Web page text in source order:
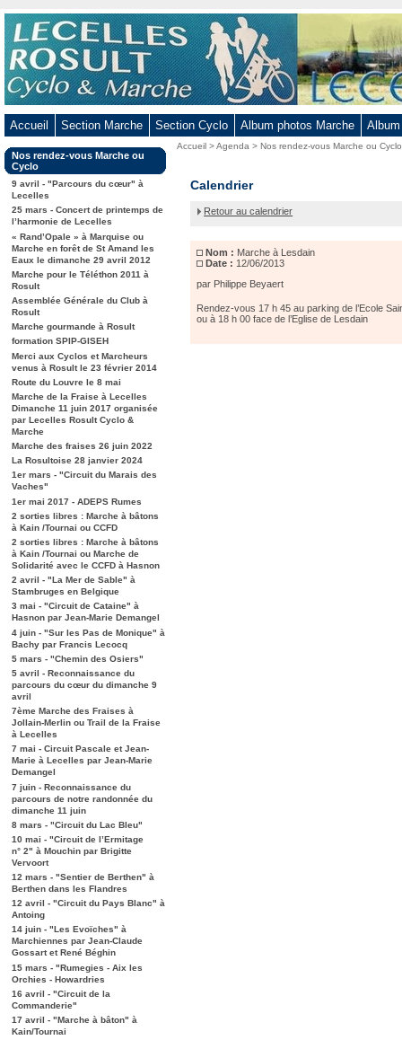
Aller
au
contenu
-
Aller
menu
principal
-
Aller
la
recherche
Accueil Section Marche Section Cyclo Album photos Marche
Dans
la
rubrique
:
Nos rendez-vous Marche ou
Cyclo
9 avril - "Parcours du cœur" à
Lecelles
25 mars - Concert de printemps de
l’harmonie de Lecelles
« Rand’Opale » à Marquise ou
Marche en forêt de St Amand les
Eaux le dimanche 29 avril 2012
Marche pour le Téléthon 2011 à
Rosult
Assemblée Générale du Club à
Rosult
Marche gourmande à Rosult
formation SPIP-GISEH
Merci aux Cyclos et Marcheurs
venus à Rosult le 23 février 2014
Route du Louvre le 8 mai
Marche de la Fraise à Lecelles
Dimanche 11 juin 2017 organisée
par Lecelles Rosult Cyclo &
Marche
Marche des fraises 26 juin 2022
La Rosultoise 28 janvier 2024
1er mars - "Circuit du Marais des
Vaches"
1er mai 2017 - ADEPS Rumes
2 sorties libres : Marche à bâtons
à Kain /Tournai ou CCFD
2 sorties libres : Marche à bâtons
à Kain /Tournai ou Marche de
Solidarité avec le CCFD à Hasnon
2 avril - "La Mer de Sable" à
Stambruges en Belgique
3 mai - "Circuit de Cataine" à
Hasnon par Jean-Marie Demangel
4 juin - "Sur les Pas de Monique" à
Bachy par Francis Lecocq
5 mars - "Chemin des Osiers"
5 avril - Reconnaissance du
parcours du cœur du dimanche 9
avril
7ème Marche des Fraises à
Jollain-Merlin ou Trail de la Fraise
à Lecelles
7 mai - Circuit Pascale et Jean-
Marie à Lecelles par Jean-Marie
Demangel
7 juin - Reconnaissance du
parcours de notre randonnée du
dimanche 11 juin
8 mars - "Circuit du Lac Bleu"
10 mai - "Circuit de l’Ermitage
n° 2" à Mouchin par Brigitte
Vervoort
12 mars - "Sentier de Berthen" à
Berthen dans les Flandres
12 avril - "Circuit du Pays Blanc" à
Antoing
14 juin - "Les Evoïches" à
Marchiennes par Jean-Claude
Gossart et René Béghin
15 mars - "Rumegies - Aix les
Orchies - Howardries
16 avril - "Circuit de la
Commanderie"
17 avril - "Marche à bâton" à
Kain/Tournai
Vous
Accueil >Agenda>Nos rendez-vous Marche ou Cyclo
Marche
Lesdain
Calendrier
Retour au calendrier
Nom : Marche à Lesdain
Date : 12/06/2013
par Philippe Beyaert
Rendez-vous 17 h 45 au parking de l’Ecole
ou à 18 h 00 face de l’Eglise de Lesdain